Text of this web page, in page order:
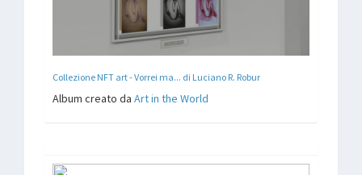
Collezione NFT art - Vorrei ma... di Luciano R. Robur
Album creato da Art in the World